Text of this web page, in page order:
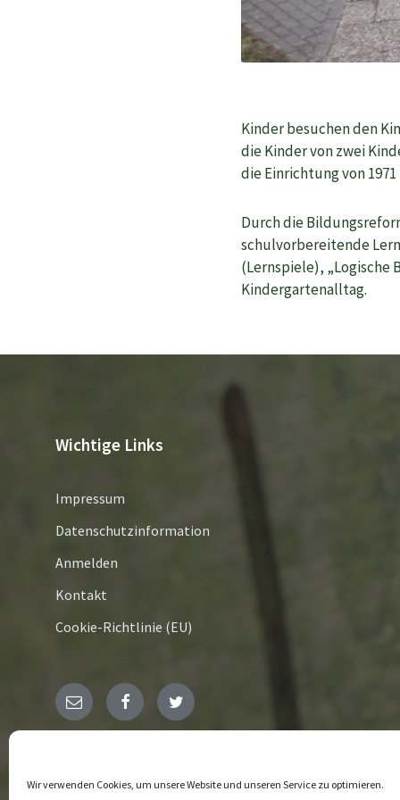
Wir verwenden Cookies, um unsere Website und unseren Service zu optimieren.
Kinder besuchen den
die Kinder von zwei
die Einrichtung von 1971
Durch die
schulvorbereitende
(Lernspiele), „Logische
Kindergartenalltag.
Wichtige Links
Impressum
Datenschutzinformation
Anmelden
Kontakt
Cookie-Richtlinie (EU)
E- FacebookTwitter